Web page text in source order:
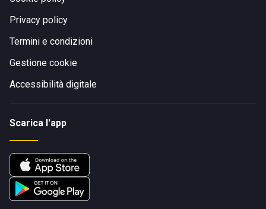
Privacy policy
Termini e condizioni
Gestione cookie
Accessibilità digitale
Scarica l'app